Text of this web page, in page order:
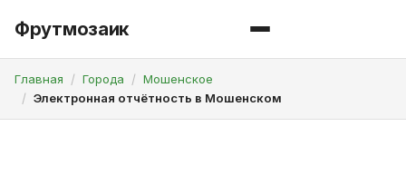
Фрутмозаик
Главная Города
Мошенское
Электронная отчётность в Мошенском